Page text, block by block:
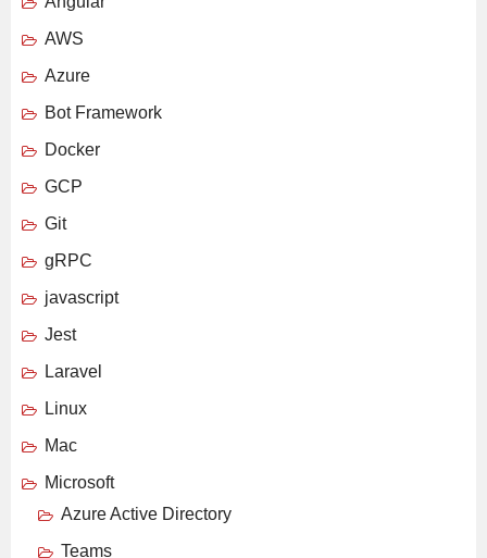
AWS
Azure
Bot Framework
Docker
GCP
Git
gRPC
javascript
Jest
Laravel
Linux
Mac
Microsoft
Azure Active Directory
Teams